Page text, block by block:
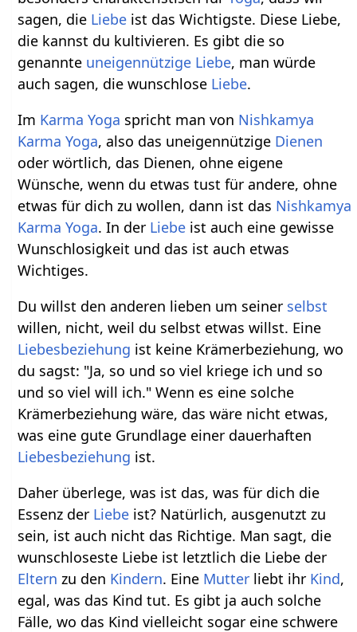
sagen, die Liebe ist das Wichtigste. Diese Liebe,
die kannst du kultivieren. Es gibt die so
genannte uneigennützige Liebe, man würde
auch sagen, die wunschlose Liebe.
Im Karma Yoga spricht man von Nishkamya
Karma Yoga, also das uneigennützige Dienen
oder wörtlich, das Dienen, ohne eigene
Wünsche, wenn du etwas tust für andere, ohne
etwas für dich zu wollen, dann ist das Nishkamya
Karma Yoga. In der Liebe ist auch eine gewisse
Wunschlosigkeit und das ist auch etwas
Wichtiges.
Du willst den anderen lieben um seiner selbst
willen, nicht, weil du selbst etwas willst. Eine
Liebesbeziehung ist keine Krämerbeziehung, wo
du sagst: "Ja, so und so viel kriege ich und so
und so viel will ich." Wenn es eine solche
Krämerbeziehung wäre, das wäre nicht etwas,
was eine gute Grundlage einer dauerhaften
Liebesbeziehung ist.
Daher überlege, was ist das, was für dich die
Essenz der Liebe ist? Natürlich, ausgenutzt zu
sein, ist auch nicht das Richtige. Man sagt, die
wunschloseste Liebe ist letztlich die Liebe der
Eltern zu den Kindern. Eine Mutter liebt ihr Kind,
egal, was das Kind tut. Es gibt ja auch solche
Fälle, wo das Kind vielleicht sogar eine schwere